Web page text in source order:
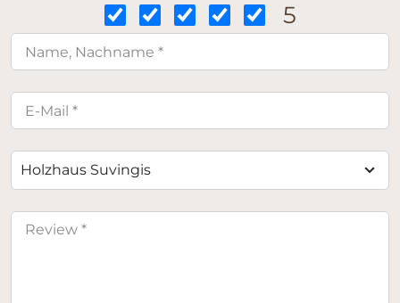
5
Holzhaus Suvingis